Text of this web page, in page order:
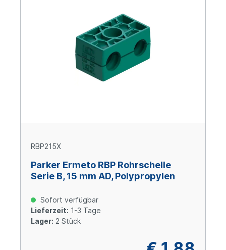
RBP215X
Parker Ermeto RBP Rohrschelle
Serie B, 15 mm AD, Polypropylen
Sofort verfügbar
Lieferzeit: 1-3 Tage
Lager: 2 Stück